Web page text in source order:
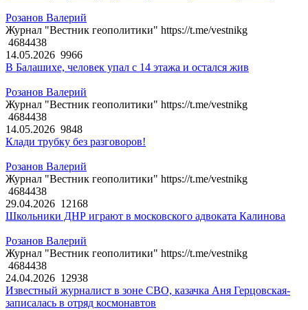
Розанов Валерий
Журнал "Вестник геополитики" https://t.me/vestnikg
4684438
14.05.2026 9966
В Балашихе, человек упал с 14 этажа и остался жив
Розанов Валерий
Журнал "Вестник геополитики" https://t.me/vestnikg
4684438
14.05.2026 9848
Клади трубку без разговоров!
Розанов Валерий
Журнал "Вестник геополитики" https://t.me/vestnikg
4684438
29.04.2026 12168
Школьники ДНР играют в московского адвоката Калинова
Розанов Валерий
Журнал "Вестник геополитики" https://t.me/vestnikg
4684438
24.04.2026 12938
Известный журналист в зоне СВО, казачка Аня Герцовская-
записалась в отряд космонавтов